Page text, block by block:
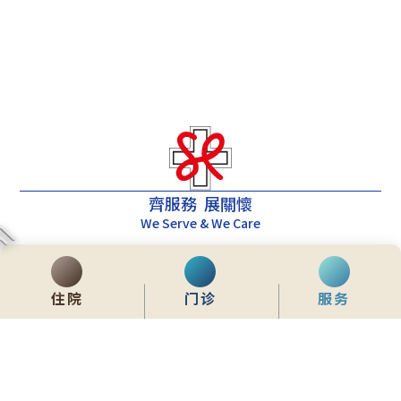
住院 门诊 服务
齊服務 展關懷
We Serve & We Care
enquiry@stpaul.org.hk
(852) 2890 6008